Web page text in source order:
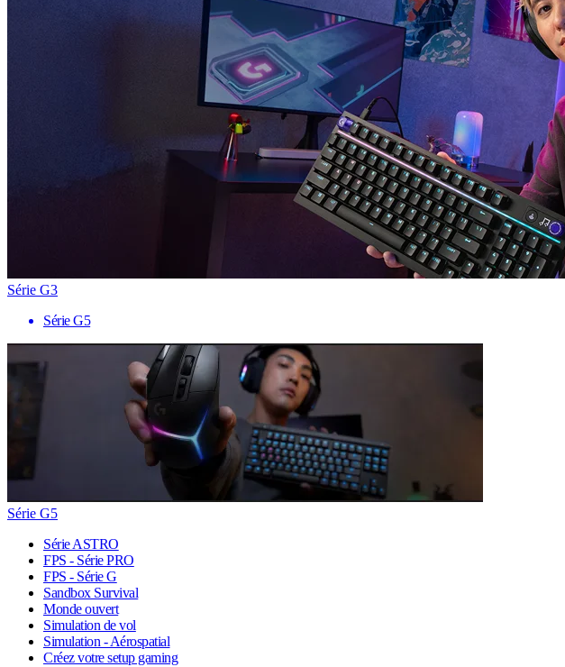
Série G3
Série G5
Série G5
Série ASTRO
FPS - Série PRO
FPS - Série G
Sandbox Survival
Monde ouvert
Simulation de vol
Simulation - Aérospatial
Créez votre setup gaming